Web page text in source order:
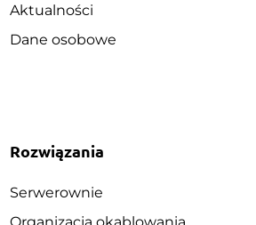
Aktualności
Dane osobowe
Rozwiązania
Serwerownie